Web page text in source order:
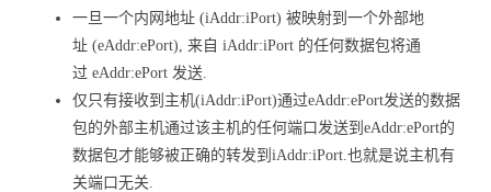
一旦一个内网地址 (iAddr:iPort) 被映射到一个外部地
址 (eAddr:ePort), 来自 iAddr:iPort 的任何数据包将通
过 eAddr:ePort 发送.
仅只有接收到主机(iAddr:iPort)通过eAddr:ePort发送的数据
包的外部主机通过该主机的任何端口发送到eAddr:ePort的
数据包才能够被正确的转发到iAddr:iPort.也就是说主机有
关端口无关.